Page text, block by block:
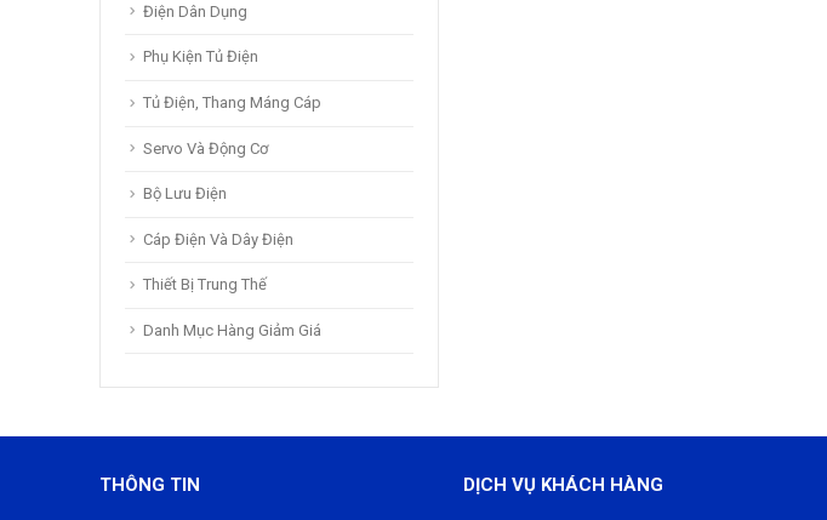
Điện Dân Dụng
Phụ Kiện Tủ Điện
Tủ Điện, Thang Máng Cáp
Servo Và Động Cơ
Bộ Lưu Điện
Cáp Điện Và Dây Điện
Thiết Bị Trung Thế
Danh Mục Hàng Giảm Giá
THÔNG TIN DỊCH VỤ KHÁCH HÀNG